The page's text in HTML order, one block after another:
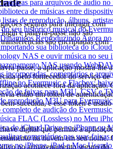
músicas para arquivos de áudio
de músicas entre
de reprodução, álbuns,
seu histórico musical do
Reproduzindo Agora
sua biblioteca do
NAS e ouvir música no seu
NAS usando
incorporadas, comentários e
no Evermusic e Flacbox:
de faixas para M3U, CSV e
reprodução M3U para
de audição do
FLAC (Lossless) no Meu
do iCloud Drive no iPhone ou
comentários nas suas
no iPhone, iPad e Mac
seguras para interagir com
e palavra-passe não são
são encriptadas com
passe, a aplicação mostra-lhe a
pelo fornecedor do serviço de
acontece fora da aplicação.
então um token de
sucedida, e esse token é usado
digital que permite a
na nuvem em seu nome.
no armazenamento seguro do